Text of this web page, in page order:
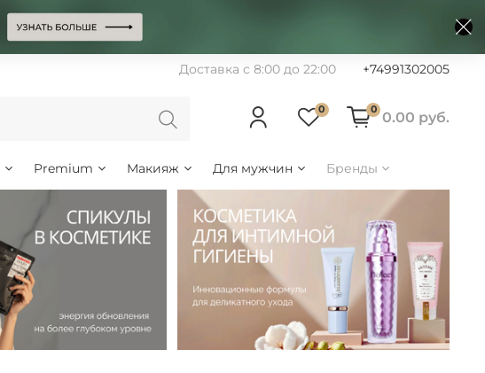
Доставка с 8:00 до 22:00 +74991302005
0 0 0.00 руб.
Premium Макияж Для мужчин Бренды